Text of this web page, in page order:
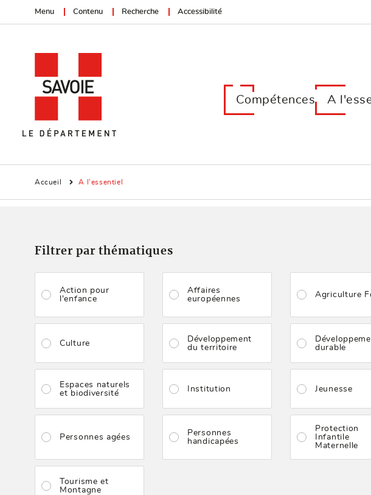
Menu Contenu Recherche Accessibilité
Compétences A
Accueil A l'essentiel
Filtrer par thématiques
Action pour
l'enfance
Affaires
européennes
Agriculture
Culture
Développement
du territoire
durable
Espaces naturels
et biodiversité
Institution Jeunesse
Personnes agées
Personnes
handicapées
Protection
Infantile
Maternelle
Tourisme et
Montagne